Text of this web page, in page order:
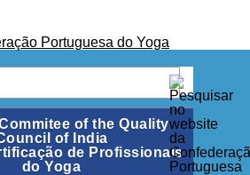
of the Quality
of India
de Profissionais
do Yoga